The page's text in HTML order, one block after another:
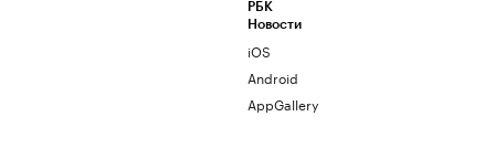
РБК
Новости
iOS
Android
AppGallery